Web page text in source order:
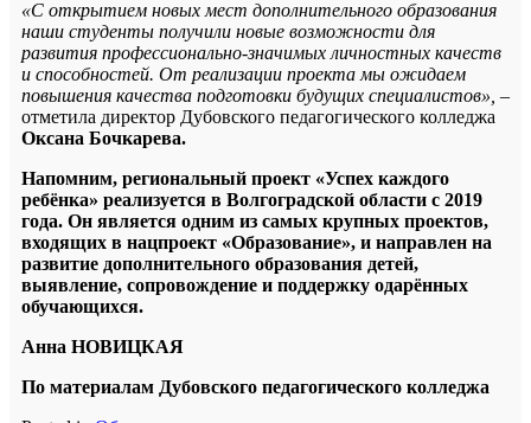
«С открытием новых мест дополнительного образования
наши студенты получили новые возможности для
развития профессионально-значимых личностных качеств
и способностей. От реализации проекта мы ожидаем
повышения качества подготовки будущих специалистов», –
отметила директор Дубовского педагогического колледжа
Оксана Бочкарева.
Напомним, региональный проект «Успех каждого
ребёнка» реализуется в Волгоградской области с 2019
года. Он является одним из самых крупных проектов,
входящих в нацпроект «Образование», и направлен на
развитие дополнительного образования детей,
выявление, сопровождение и поддержку одарённых
обучающихся.
Анна НОВИЦКАЯ
По материалам Дубовского педагогического колледжа